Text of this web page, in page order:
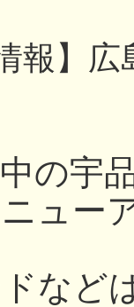
報】
の宇
ュー
ドなど